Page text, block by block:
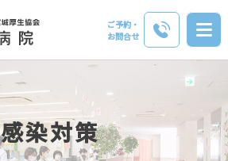
ご予約・
お問合せ
感染対策